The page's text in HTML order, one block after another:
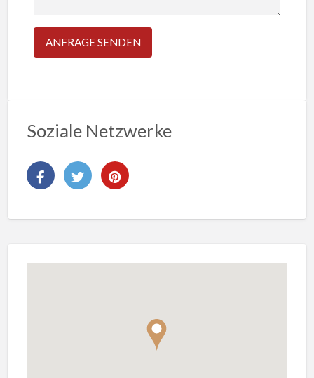
Soziale Netzwerke